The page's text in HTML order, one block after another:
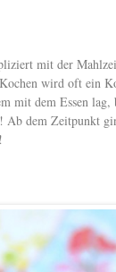
mit der
Kochen wird oft
mit dem Essen
Ab dem Zeitpunkt